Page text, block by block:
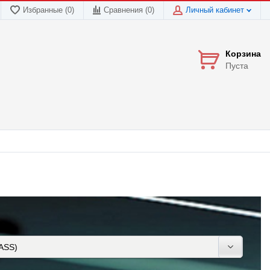
Избранные (0) Сравнения (0) Личный кабинет
Корзина
Пуста